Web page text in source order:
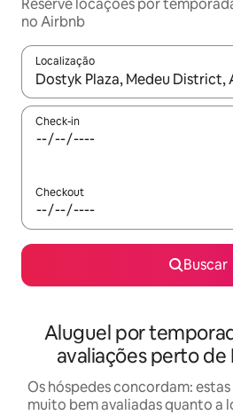
Reserve locações por
no Airbnb
Localização
Quando os resultados estiverem
Check-in
Checkout
Buscar
Aluguel por
avaliações perto de
Os hóspedes concordam:
muito bem avaliadas quanto a